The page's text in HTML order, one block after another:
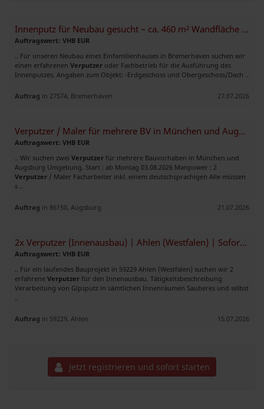
Innenputz für Neubau gesucht – ca. 460 m² Wandfläche in Bremerhaven
Auftragswert: VHB EUR
.. Für unseren Neubau eines Einfamilienhauses in Bremerhaven suchen wir
einen erfahrenen Verputzer oder Fachbetrieb für die Ausführung des
Innenputzes. Angaben zum Objekt: -Erdgeschoss und Obergeschoss/Dach ..
Auftrag in 27574, Bremerhaven 27.07.2026
Verputzer / Maler für mehrere BV in München und Augsburg gesucht
Auftragswert: VHB EUR
.. Wir suchen zwei Verputzer für mehrere Bauvorhaben in München und
Augsburg Umgebung. Start : ab Montag 03.08.2026 Manpower : 2
Verputzer / Maler Facharbeiter inkl. einem deutschsprachigen Alle müssen
s ..
Auftrag in 86150, Augsburg 21.07.2026
2x Verputzer (Innenausbau) | Ahlen (Westfalen) | Sofortiger Einsatz
Auftragswert: VHB EUR
.. Für ein laufendes Bauprojekt in 59229 Ahlen (Westfalen) suchen wir 2
erfahrene Verputzer für den Innenausbau. Tätigkeitsbeschreibung
Verarbeitung von Gipsputz in sämtlichen Innenräumen Sauberes und selbst
Auftrag in 59229, Ahlen 15.07.2026
Jetzt registrieren und sofort starten